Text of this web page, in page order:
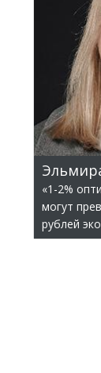
«1-2%
могут
рублей